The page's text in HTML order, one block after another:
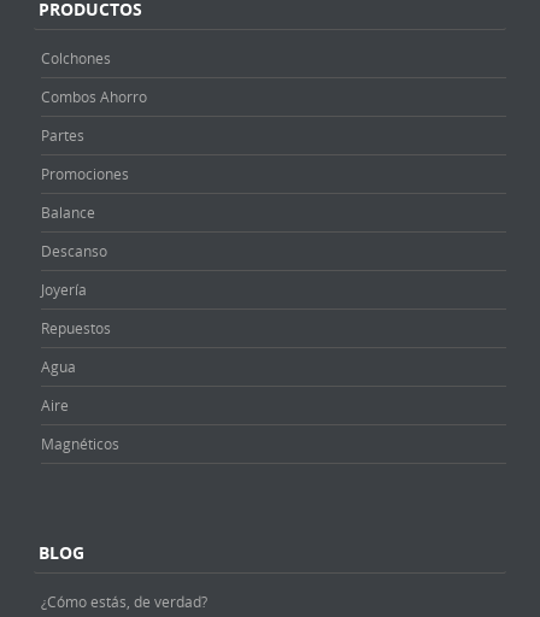
PRODUCTOS
Colchones
Combos Ahorro
Partes
Promociones
Balance
Descanso
Joyería
Repuestos
Agua
Aire
Magnéticos
BLOG
¿Cómo estás, de verdad?